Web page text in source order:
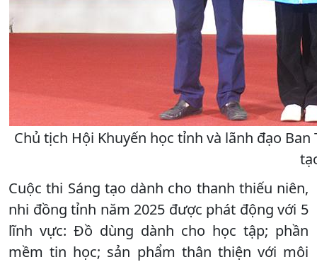
Chủ tịch Hội Khuyến học tỉnh và lãnh đạo
Cuộc thi Sáng tạo dành cho thanh thiếu niên,
nhi đồng tỉnh năm 2025 được phát động với 5
lĩnh vực: Đồ dùng dành cho học tập; phần
mềm tin học; sản phẩm thân thiện với môi